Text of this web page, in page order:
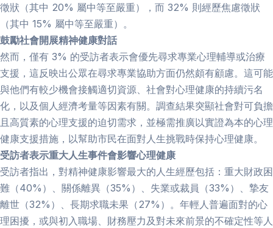
徵狀（其中 20% 屬中等至嚴重），而 32% 則經歷焦慮徵狀
（其中 15% 屬中等至嚴重）。
鼓勵社會開展精神健康對話
然而，僅有 3% 的受訪者表示會優先尋求專業心理輔導或治療
支援，這反映出公眾在尋求專業協助方面仍然頗有顧慮。這可能
與他們有較少機會接觸適切資源、社會對心理健康的持續污名
化，以及個人經濟考量等因素有關。調查結果突顯社會對可負擔
且高質素的心理支援的迫切需求，並極需推廣以實證為本的心理
健康支援措施，以幫助市民在面對人生挑戰時保持心理健康。
受訪者表示重大人生事件會影響心理健康
受訪者指出，對精神健康影響最大的人生經歷包括：重大財政困
難（40%）、關係離異（35%）、失業或裁員（33%）、摯友
離世（32%）、長期求職未果（27%）。年輕人普遍面對的心
理困擾，或與初入職場、財務壓力及對未來前景的不確定性等人